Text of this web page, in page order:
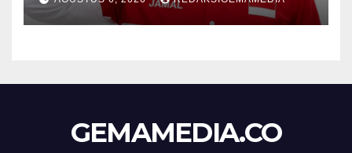
GEMAMEDIA.CO